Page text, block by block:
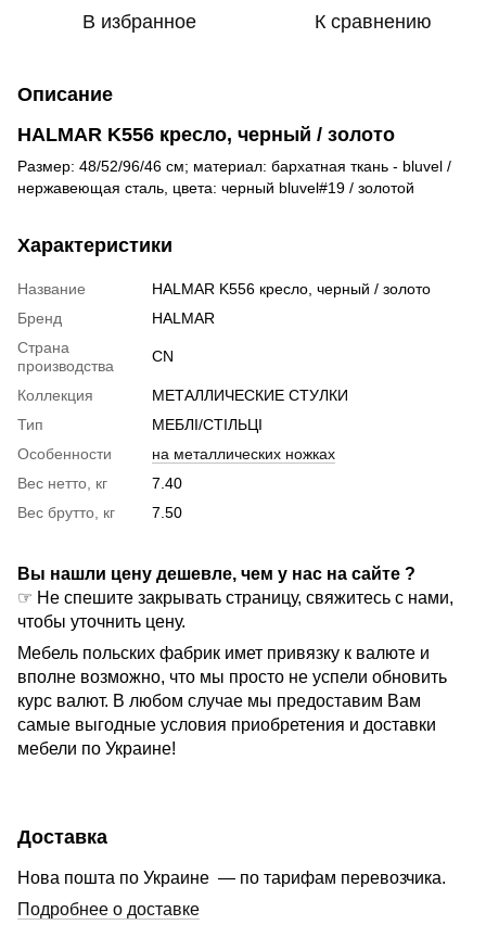
В избранное К сравнению
Описание
HALMAR K556 кресло, черный / золото
Размер: 48/52/96/46 см; материал: бархатная ткань - bluvel /
нержавеющая сталь, цвета: черный bluvel#19 / золотой
Характеристики
Название
HALMAR K556 кресло, черный / золото
Бренд
HALMAR
Страна
производства
CN
Коллекция
МЕТАЛЛИЧЕСКИЕ СТУЛКИ
Тип
МЕБЛІ/СТІЛЬЦІ
Особенности
на металлических ножках
Вес нетто, кг
7.40
Вес брутто, кг
7.50
Вы нашли цену дешевле, чем у нас на сайте ?
☞ Не спешите закрывать страницу, свяжитесь с нами,
чтобы уточнить цену.
Мебель польских фабрик имет привязку к валюте и
вполне возможно, что мы просто не успели обновить
курс валют. В любом случае мы предоставим Вам
самые выгодные условия приобретения и доставки
мебели по Украине!
Доставка
Нова пошта по Украине — по тарифам перевозчика.
Подробнее о доставке